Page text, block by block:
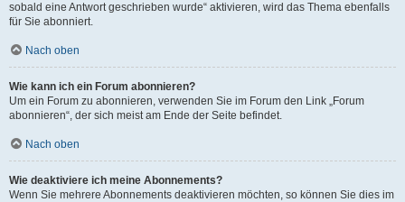
sobald eine Antwort geschrieben wurde“ aktivieren, wird das Thema ebenfalls
für Sie abonniert.
Nach oben
Wie kann ich ein Forum abonnieren?
Um ein Forum zu abonnieren, verwenden Sie im Forum den Link „Forum
abonnieren“, der sich meist am Ende der Seite befindet.
Nach oben
Wie deaktiviere ich meine Abonnements?
Wenn Sie mehrere Abonnements deaktivieren möchten, so können Sie dies im